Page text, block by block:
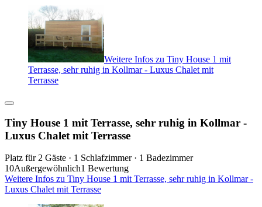
Weitere Infos zu Tiny House 1 mit
Terrasse, sehr ruhig in Kollmar - Luxus Chalet mit
Terrasse
Tiny House 1 mit Terrasse, sehr ruhig in Kollmar -
Luxus Chalet mit Terrasse
Platz für 2 Gäste · 1 Schlafzimmer · 1 Badezimmer
10Außergewöhnlich1 Bewertung
Weitere Infos zu Tiny House 1 mit Terrasse, sehr ruhig in Kollmar -
Luxus Chalet mit Terrasse